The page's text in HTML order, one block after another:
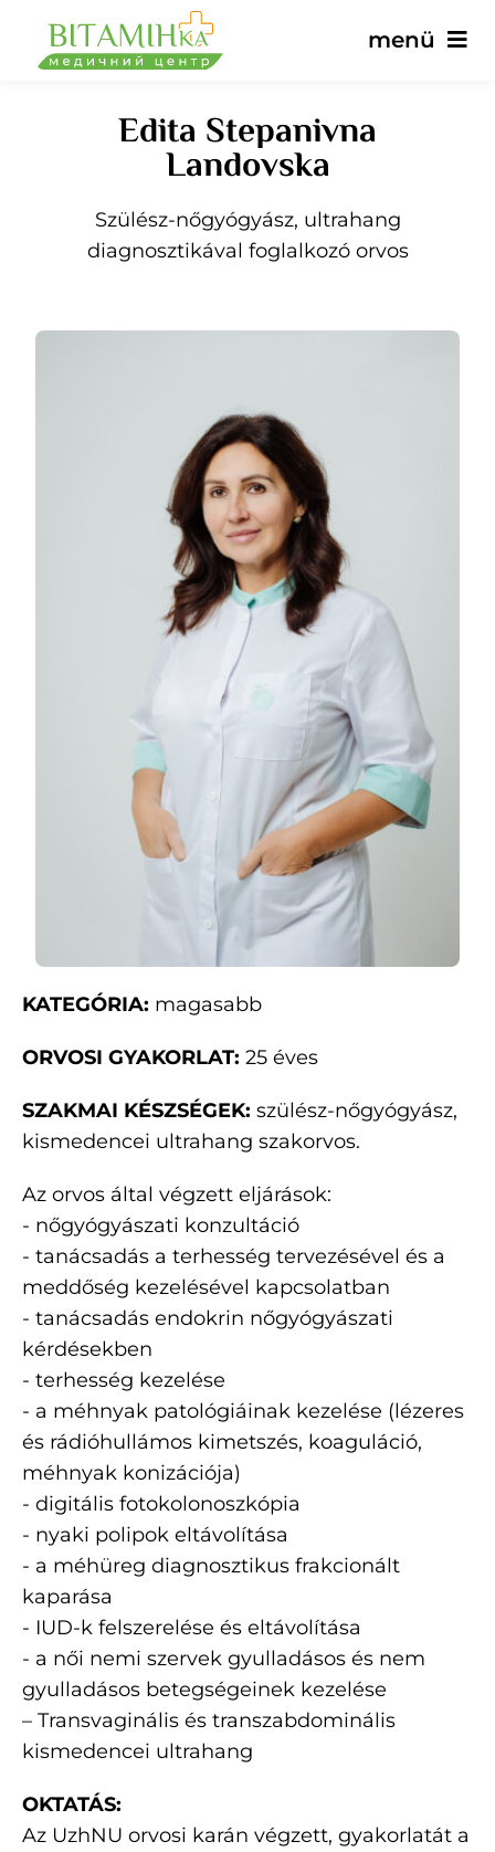
tartalomra
menü
Fő
Orvosok
Árak
hírek
Kapcsolatok
HU
Edita Stepanivna
Landovska
Szülész-nőgyógyász, ultrahang
diagnosztikával foglalkozó orvos
KATEGÓRIA: magasabb
ORVOSI GYAKORLAT: 25 éves
SZAKMAI KÉSZSÉGEK: szülész-nőgyógyász,
kismedencei ultrahang szakorvos.
Az orvos által végzett eljárások:
- nőgyógyászati konzultáció
- tanácsadás a terhesség tervezésével és a
meddőség kezelésével kapcsolatban
- tanácsadás endokrin nőgyógyászati
kérdésekben
- terhesség kezelése
- a méhnyak patológiáinak kezelése (lézeres
és rádióhullámos kimetszés, koaguláció,
méhnyak konizációja)
- digitális fotokolonoszkópia
- nyaki polipok eltávolítása
- a méhüreg diagnosztikus frakcionált
kaparása
- IUD-k felszerelése és eltávolítása
- a női nemi szervek gyulladásos és nem
gyulladásos betegségeinek kezelése
– Transvaginális és transzabdominális
kismedencei ultrahang
OKTATÁS:
Az UzhNU orvosi karán végzett, gyakorlatát a